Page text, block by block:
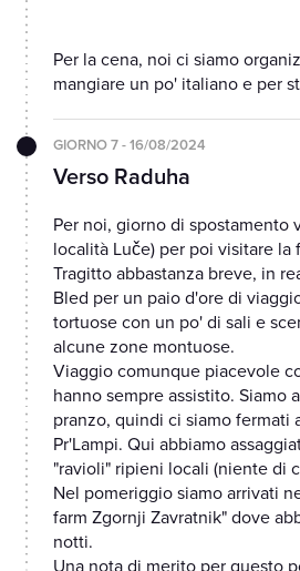
Per la cena, noi ci siamo
mangiare un po' italiano e per
GIORNO 7 - 16/08/2024
Verso Raduha
Per noi, giorno di spostamento
località Luče) per poi visitare la
Tragitto abbastanza breve, in
Bled per un paio d'ore di
tortuose con un po' di sali e
alcune zone montuose.
Viaggio comunque piacevole
hanno sempre assistito. Siamo
pranzo, quindi ci siamo fermati
Pr'Lampi. Qui abbiamo
"ravioli" ripieni locali (niente di
Nel pomeriggio siamo arrivati
farm Zgornji Zavratnik" dove
notti.